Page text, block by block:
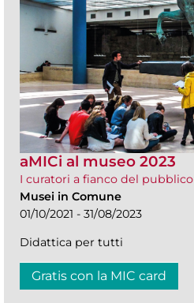
aMICi al museo 2023
I curatori a fianco del pubblico
Musei in Comune
01/10/2021 - 31/08/2023
Didattica per tutti
Gratis con la MIC card